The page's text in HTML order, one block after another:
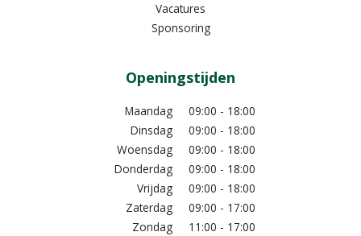
Vacatures
Sponsoring
Openingstijden
Maandag
09:00 - 18:00
Dinsdag
09:00 - 18:00
Woensdag
09:00 - 18:00
Donderdag
09:00 - 18:00
Vrijdag
09:00 - 18:00
Zaterdag
09:00 - 17:00
Zondag
11:00 - 17:00